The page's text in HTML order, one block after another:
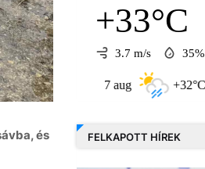
és
+33°C
3.7 m/s 35%
+32°C
FELKAPOTT HÍREK